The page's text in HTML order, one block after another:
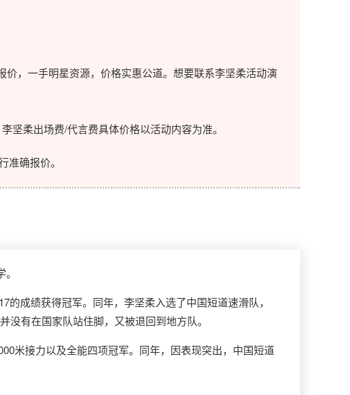
价，一手明星资源，价格实惠公道。想要联系李坚柔活动演
柔出场费/代言费具体价格以活动内容为准。
确报价。
成绩获得冠军。同年，李坚柔入选了中国短道速滑队，
有在国家队站住脚，又被退回到地方队。
米接力以及全能四项冠军。同年，因表现突出，中国短道